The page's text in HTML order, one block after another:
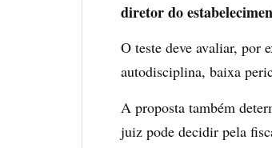
diretor do
O teste deve avaliar, por
autodisciplina, baixa
A proposta também
juiz pode decidir pela